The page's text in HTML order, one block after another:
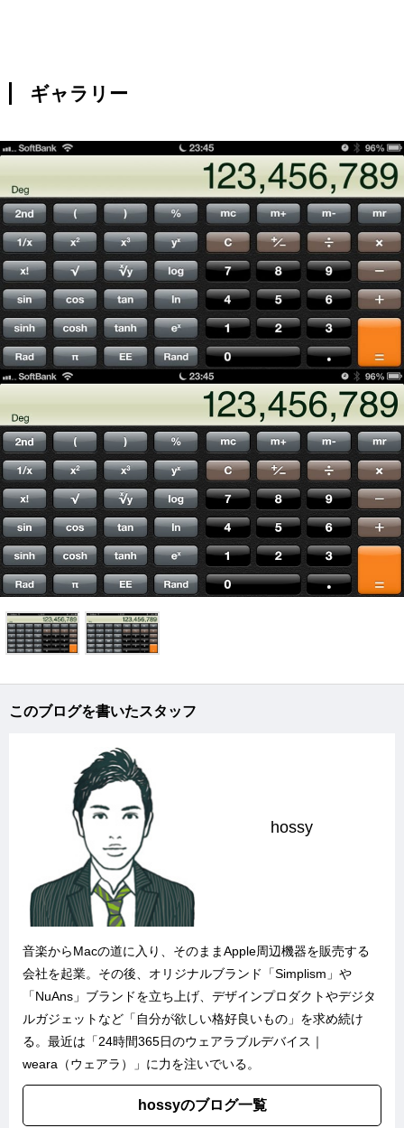
ギャラリー
このブログを書いたスタッフ
hossy
音楽からMacの道に入り、そのままApple周辺機器を販売する
会社を起業。その後、オリジナルブランド「Simplism 」や
「NuAns 」ブランドを立ち上げ、デザインプロダクトやデジタ
ルガジェットなど「自分が欲しい格好良いもの」を求め続け
る。最近は「24時間365日のウェアラブルデバイス｜
weara（ウェアラ）
」に力を注いでいる。
hossyのブログ一覧